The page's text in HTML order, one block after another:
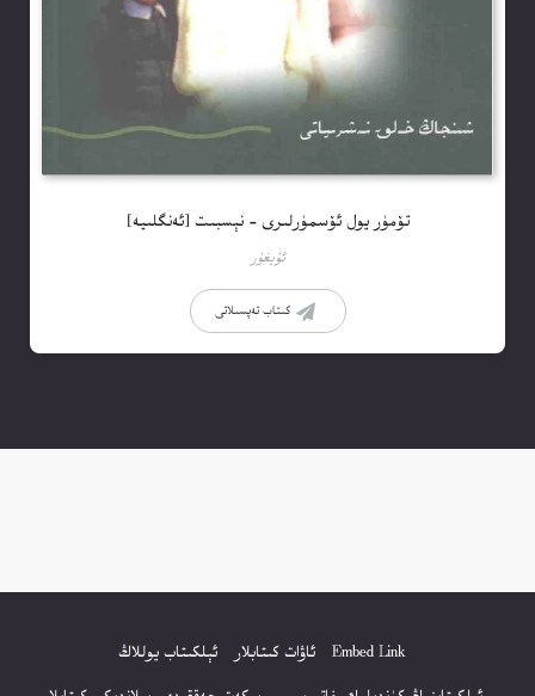
تۆمۈر يول ئۆسمۈرلىرى – نېسبىت [ئەنگلىيە]
ئۇيغۇر
كىتاب تەپسىلاتى
Embed Link ئاۋات كىتابلار
ئېلكىتاب يوللاڭ